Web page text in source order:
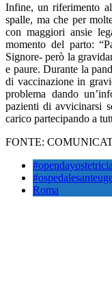
Infine, un riferimento
spalle, ma che per
con maggiori ansie
momento del parto:
Signore- però la
e paure. Durante la
di vaccinazione in
problema dando
pazienti di avvicinarsi
carico partecipando a
FONTE:
#opendayostetricia
Roma